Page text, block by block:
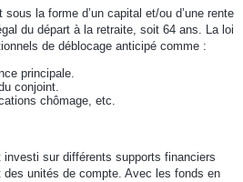
sous la forme d’un capital et/ou d’une rente
du départ à la retraite, soit 64 ans. La loi
de déblocage anticipé comme :
principale.
conjoint.
chômage, etc.
investi sur différents supports financiers
unités de compte. Avec les fonds en